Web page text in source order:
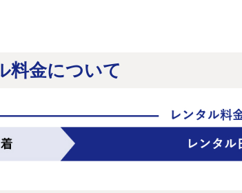
料金について